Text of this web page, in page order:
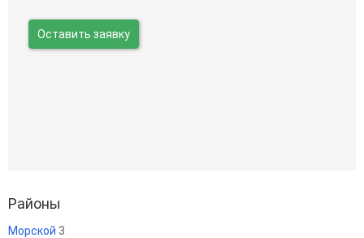
Оставить заявку
Районы
Морской 3